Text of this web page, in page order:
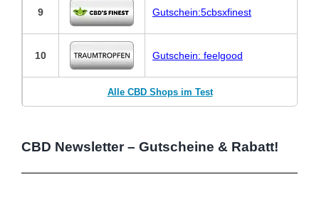
9 Gutschein:5cbsxfinest
10 Gutschein: feelgood
Alle CBD Shops im Test
CBD Newsletter – Gutscheine & Rabatt!